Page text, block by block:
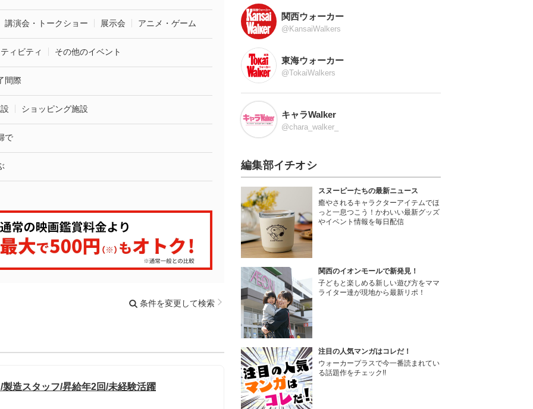
講演会・トークショー 展示会 アニメ・ゲーム
ィビティ その他のイベント
間際
ショッピング施設
で
条件を変更して検索
造スタッフ/昇給年2回/未経験活躍
関西ウォーカー
@KansaiWalkers
東海ウォーカー
@TokaiWalkers
キャラWalker
@chara_walker_
編集部イチオシ
スヌーピーたちの最新ニュース
癒やされるキャラクターアイテムでほ
っと一息つこう！かわいい最新グッズ
やイベント情報を毎日配信
関西のイオンモールで新発見！
子どもと楽しめる新しい遊び方をママ
ライター達が現地から最新リポ！
注目の人気マンガはコレだ！
ウォーカープラスで今一番読まれてい
る話題作をチェック!!